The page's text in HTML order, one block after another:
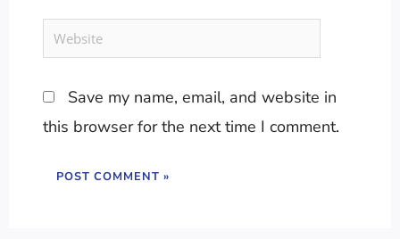
Website
Save my name, email, and website in
this browser for the next time I comment.